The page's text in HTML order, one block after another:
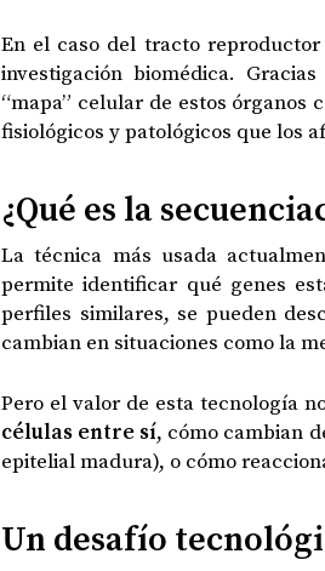
En el caso del tracto
investigación biomédica.
“mapa” celular de estos órganos
fisiológicos y patológicos que los
¿Qué es la
La técnica más usada
permite identificar qué genes
perfiles similares, se pueden
cambian en situaciones como la
Pero el valor de esta tecnología
células entre sí, cómo cambian
epitelial madura), o cómo
Un desafío